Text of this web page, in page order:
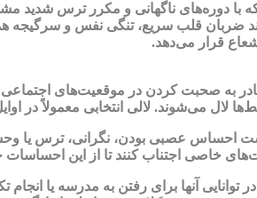
با دوره‌های ناگهانی و مکرر ترس
ضربان قلب سریع، تنگی نفس و
قرار می‌دهد.
به صحبت کردن در موقعیت‌های اجتماعی
لال می‌شوند. لالی انتخابی معمولاً در
احساس عصبی بودن، نگرانی، ترس یا
خاصی اجتناب کنند تا از این احساسات
آنها برای رفتن به مدرسه یا